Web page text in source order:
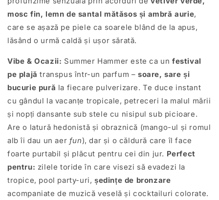
mosc fin, lemn de santal mătăsos și ambră aurie,
care se așază pe piele ca soarele blând de la apus,
lăsând o urmă caldă și ușor sărată.
Vibe & Ocazii: Summer Hammer este ca unfestival
pe plajă transpus într-un parfum –soare, sare și
bucurie pură la fiecare pulverizare. Te duce instant
cu gândul la vacanțe tropicale, petreceri la malul mării
și nopți dansante sub stele cu nisipul sub picioare.
Are o latură hedonistă și obraznică (mango-ul și romul
alb îi dau un aer fun), dar și o căldură care îl face
foarte purtabil și plăcut pentru cei din jur. Perfect
pentru: zilele toride în care visezi să evadezi la
tropice, pool party-uri,ședințe de bronzare
acompaniate de muzică veselă și cocktailuri colorate.